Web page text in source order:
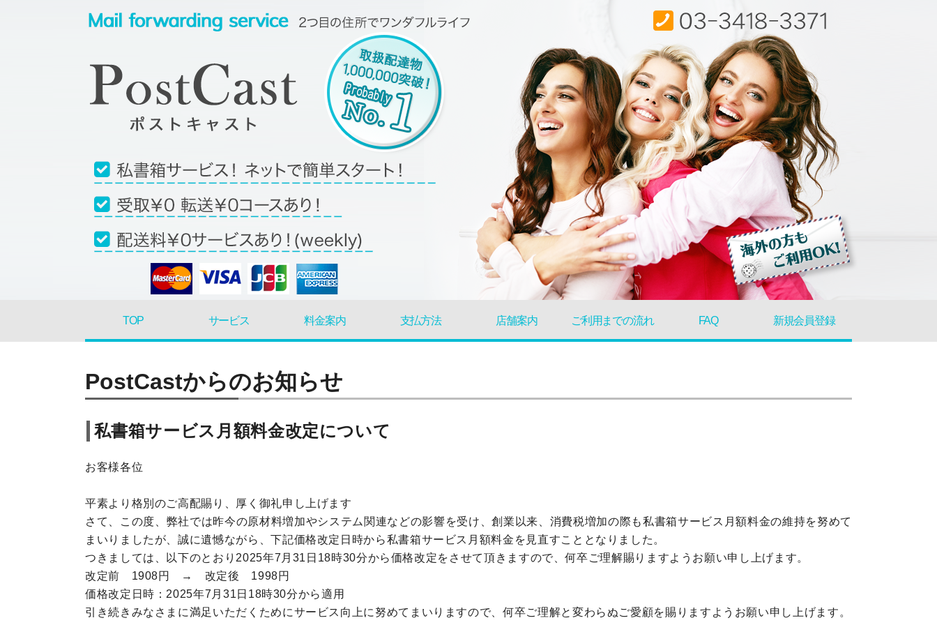
TOP サービス 料金案内 支払方法 店舗案内 ご利用までの流れ FAQ 新規会員登録
PostCastからのお知らせ
私書箱サービス月額料金改定について
お客様各位
平素より格別のご高配賜り、厚く御礼申し上げます
さて、この度、弊社では昨今の原材料増加やシステム関連などの影響を受け、創業以来、消費税増加の際も私書箱サービス月額料金の維持を努めて
まいりましたが、誠に遺憾ながら、下記価格改定日時から私書箱サービス月額料金を見直すこととなりました。
つきましては、以下のとおり2025年7月31日18時30分から価格改定をさせて頂きますので、何卒ご理解賜りますようお願い申し上げます。
改定前 1908円 → 改定後 1998円
価格改定日時：2025年7月31日18時30分から適用
引き続きみなさまに満足いただくためにサービス向上に努めてまいりますので、何卒ご理解と変わらぬご愛顧を賜りますようお願い申し上げます。